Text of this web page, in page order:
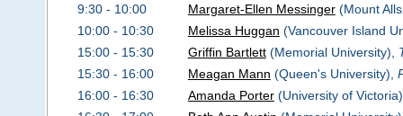
9:30 - 10:00
Margaret-Ellen Messinger(Mount
10:00 - 10:30
Melissa Huggan (Vancouver Island
15:00 - 15:30
Griffin Bartlett(Memorial University),
15:30 - 16:00
Meagan Mann (Queen's University),
16:00 - 16:30
Amanda Porter(University of